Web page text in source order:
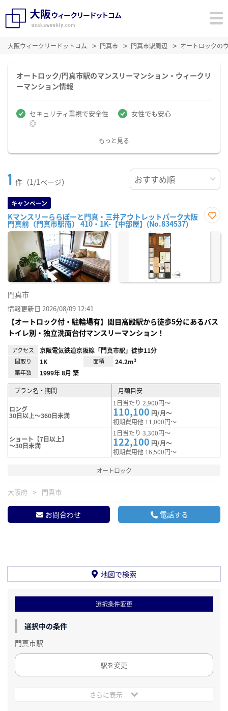
大阪ウィークリードットコム 門真市 門真市駅周辺 オートロックの
オートロック/門真市駅のマンスリーマンション・ウィークリ
ーマンション情報
セキュリティ重視で安全性
◎
女性でも安心
もっと見る
1 件（1/1ページ）
キャンペーン
Kマンスリーららぽーと門真・三井アウトレットパーク大阪
門真前（門真市駅南） 410・1K-【中部屋】(No.834537)
に入
門真市
情報更新日 2026/08/09 12:41
【オートロック付・駐輪場有】関目高殿駅から徒歩5分にあるバス
トイレ別・独立洗面台付マンスリーマンション！
アクセス 京阪電気鉄道京阪線「門真市駅」徒歩11分
間取り 1K 面積 24.2m²
築年数 1999年 8月 築
プラン名・期間 月額目安
ロング
30日以上～360日未満
1日当たり 2,900円～
110,100 円/月～
初期費用他 11,000円～
ショート【7日以上】
～30日未満
1日当たり 3,300円～
122,100 円/月～
初期費用他 16,500円～
オートロック
大阪府 門真市
お問合わせ 電話する
地図で検索
選択条件変更
選択中の条件
門真市駅
駅を変更
さらに表示